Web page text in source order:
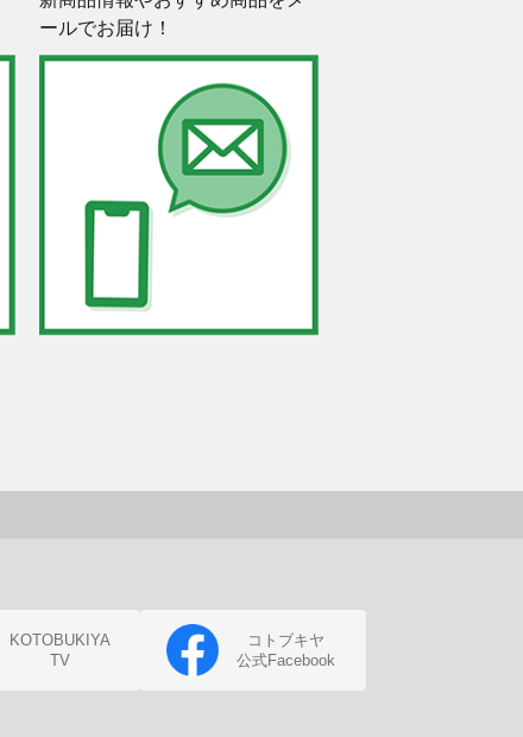
ールでお届け！
KOTOBUKIYA
TV
コトブキヤ
公式Facebook